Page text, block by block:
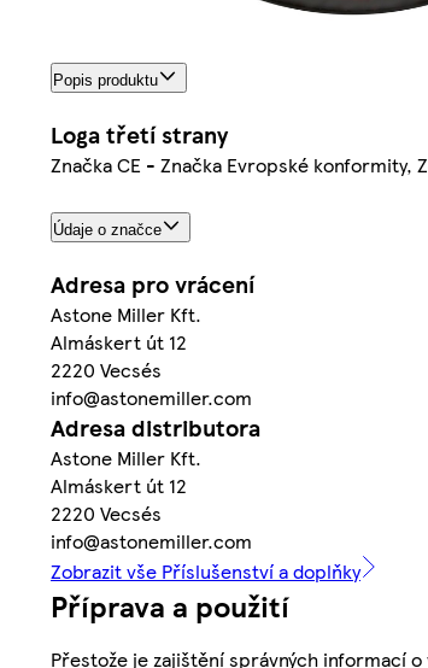
Popis produktu
Loga třetí strany
Značka CE - Značka Evropské konformity,
Údaje o značce
Adresa pro vrácení
Astone Miller Kft.
Almáskert út 12
2220 Vecsés
info@astonemiller.com
Adresa distributora
Astone Miller Kft.
Almáskert út 12
2220 Vecsés
info@astonemiller.com
Zobrazit vše Příslušenství a doplňky
Příprava a použití
Přestože je zajištění správných informací